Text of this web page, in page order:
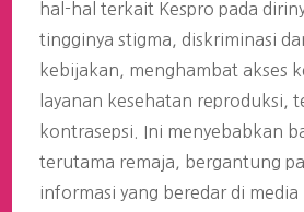
hal-hal terkait Kespro pada
tingginya stigma, diskriminasi
kebijakan, menghambat akses
layanan kesehatan reproduksi,
kontrasepsi. Ini menyebabkan
terutama remaja, bergantung
informasi yang beredar di media